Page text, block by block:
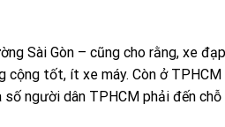
Sài Gòn – cũng cho rằng, xe
tốt, ít xe máy. Còn ở
người dân TPHCM phải đến chỗ